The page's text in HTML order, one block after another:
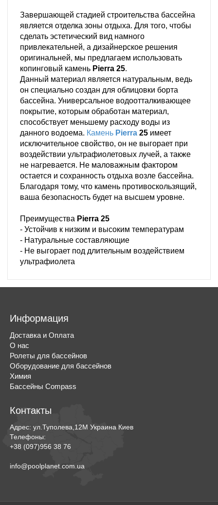
Завершающей стадией строительства бассейна
является отделка зоны отдыха. Для того, чтобы
сделать эстетический вид намного
привлекательней, а дизайнерское решения
оригинальней, мы предлагаем использовать
копинговый камень Pierra 25.
Данный материал является натуральным, ведь
он специально создан для облицовки борта
бассейна. Универсальное водоотталкивающее
покрытие, которым обработан материал,
способствует меньшему расходу воды из
данного водоема. Камень Pierra 25 имеет
исключительное свойство, он не выгорает при
воздействии ультрафиолетовых лучей, а также
не нагревается. Не маловажным фактором
остается и сохранность отдыха возле бассейна.
Благодаря тому, что камень противоскользящий,
ваша безопасность будет на высшем уровне.
Преимущества Pierra 25
- Устойчив к низким и высоким температурам
- Натуральные составляющие
- Не выгорает под длительным воздействием
ультрафиолета
Информация
Доставка и Оплата
О нас
Ролеты для бассейнов
Оборудование для бассейнов
Химия
Бассейны Compass
Контакты
Адрес: ул.Туполева,12М Украина Киев
Телефоны:
+38 (097)956 38 76
info@poolplanet.com.ua